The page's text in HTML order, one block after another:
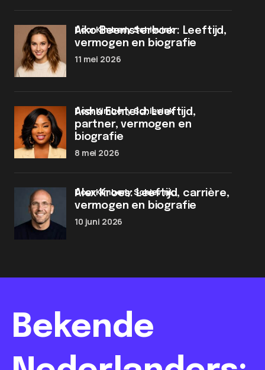
Aiko Beemsterboer: Leeftijd,
vermogen en biografie
door Kimberly Schievink
11 mei 2026
Aisha Echteld: Leeftijd,
partner, vermogen en
biografie
door Kimberly Schievink
8 mei 2026
Alex Kroes: Leeftijd, carrière,
vermogen en biografie
door Kimberly Schievink
10 juni 2026
Bekende